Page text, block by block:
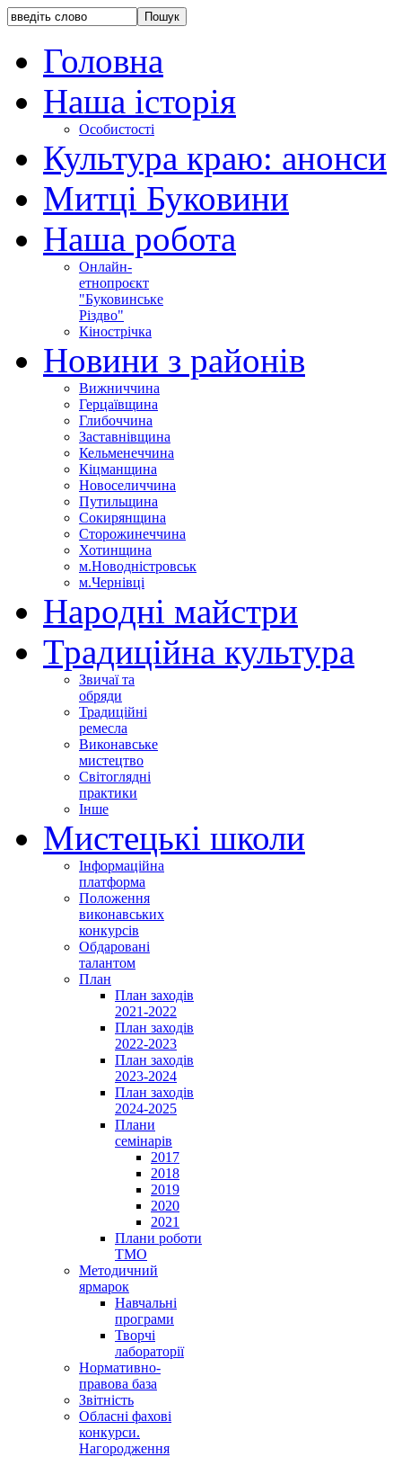
Головна
Наша історія
Особистості
Культура краю: анонси
Митці Буковини
Наша робота
Онлайн-
етнопроєкт
"Буковинське
Різдво"
Кінострічка
Новини з районів
Вижниччина
Герцаївщина
Глибоччина
Заставнівщина
Кельменеччина
Кіцманщина
Новоселиччина
Путильщина
Сокирянщина
Сторожинеччина
Хотинщина
м.Новодністровськ
м.Чернівці
Народні майстри
Традиційна культура
Звичаї та
обряди
Традиційні
ремесла
Виконавське
мистецтво
Світоглядні
практики
Інше
Мистецькі школи
Інформаційна
платформа
Положення
виконавських
конкурсів
Обдаровані
талантом
План
План заходів
2021-2022
План заходів
2022-2023
План заходів
2023-2024
План заходів
2024-2025
Плани
семінарів
2017
2018
2019
2020
2021
Плани роботи
ТМО
Методичний
ярмарок
Навчальні
програми
Творчі
лабораторії
Нормативно-
правова база
Звітність
Обласні фахові
конкурси.
Нагородження